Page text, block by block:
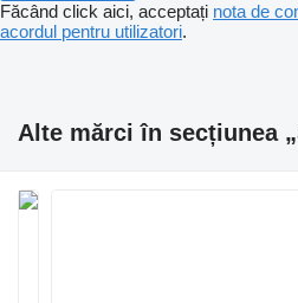
Făcând click aici, acceptați nota de
acordul pentru utilizatori.
Alte mărci în secțiunea